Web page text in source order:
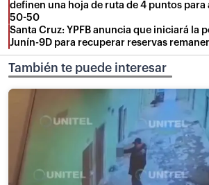
definen una hoja de ruta de 4 puntos
50-50
Santa Cruz: YPFB anuncia que iniciará la
Junín-9D para recuperar reservas
También te puede interesar